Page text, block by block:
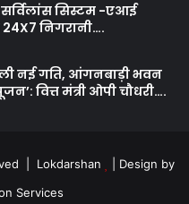
सिस्टम -एआई
निगरानी….
नई गति, आंगनबाड़ी भवन
वित्त मंत्री ओपी चौधरी….
| Lokdarshan
| Design by
Services